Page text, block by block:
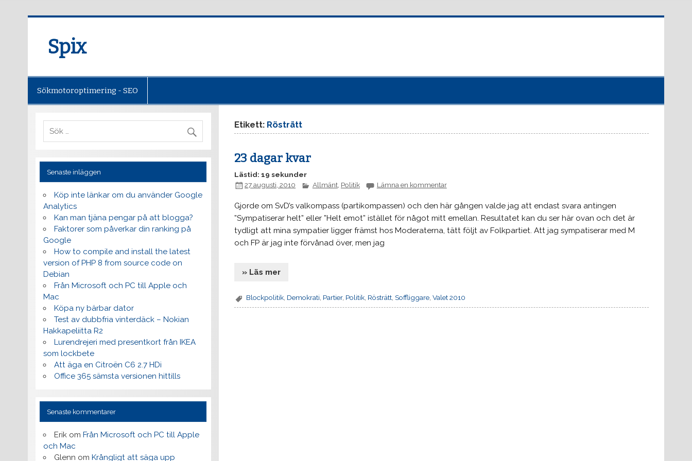
Spix
Sökmotoroptimering - SEO
Etikett: Rösträtt
23 dagar kvar
Lästid: 19 sekunder
27 augusti, 2010
Allmänt, Politik Lämna en kommentar
Gjorde om SvD’s valkompass (partikompassen) och den här gången valde jag att endast svara antingen
”Sympatiserar helt” eller ”Helt emot” istället för något mitt emellan. Resultatet kan du ser här ovan och det är
tydligt att mina sympatier ligger främst hos Moderaterna, tätt följt av Folkpartiet. Att jag sympatiserar med M
och FP är jag inte förvånad över, men jag
» Läs mer
Blockpolitik, Demokrati, Partier, Politik, Rösträtt,Soffliggare,Valet 2010
Senaste inläggen
Köp inte länkar om du använder Google
Analytics
Kan man tjäna pengar på att blogga?
Faktorer som påverkar din ranking på
Google
How to compile and install the latest
version of PHP 8 from source code on
Debian
Från Microsoft och PC till Apple och
Mac
Köpa ny bärbar dator
Test av dubbfria vinterdäck – Nokian
Hakkapeliitta R2
Lurendrejeri med presentkort från IKEA
som lockbete
Att äga en Citroën C6 2.7 HDi
Office 365 sämsta versionen hittills
Senaste kommentarer
Erik omFrån Microsoft och PC till Apple
och Mac
Glenn omKrångligt att säga upp